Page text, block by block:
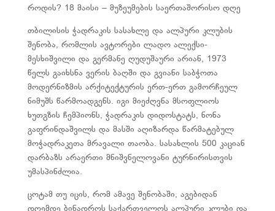
როდის? 18 მაისი – მუზეუმების საერთაშორისო დღე
თბილისის ჭადრაკის სასახლე და ალპური კლუბის
შენობა, რომლის ავტორები ლადო ალექსი-
მესხიშვილი და გერმანე ღუდუშაური არიან, 1973
წელს გაიხსნა ვერის ბაღში და გვიანი საბჭოთა
მოდერნიზმის არქიტექტურის ერთ-ერთ გამორჩეულ
ნიმუშს წარმოადგენს. იგი მიეძღვნა მსოფლიოს
ხუთგზის ჩემპიონს, ჭადრაკის დიდოსტატს, ნონა
გაფრინდაშვილს და მასში აღიზარდა წარმატებულ
მოჭადრაკეთა მრავალი თაობა. სასახლის 500 კაციან
დარბაზს არაერთი მნიშვნელოვანი ტურნირისთვის
უმასპინძლია.
ცოტამ თუ იცის, რომ ამავე შენობაში, აგებიდან
დღემდე ბინადროს საქართველოს ალპური კლუბი და